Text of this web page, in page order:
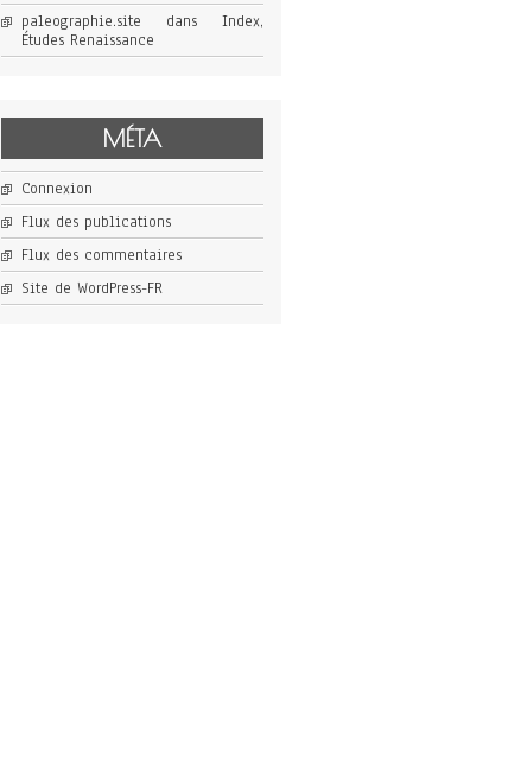
paleographie.site dans Index,
Études Renaissance
MÉTA
Connexion
Flux des publications
Flux des commentaires
Site de WordPress-FR